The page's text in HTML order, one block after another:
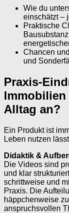
Wie du
einschätzt –
Praktische
Chancen
und
Praxis-
Immobilien
Alltag an?
Ein Produkt ist
Leben nutzen
Didaktik &
Die Videos sind
und klar
schrittweise und
Praxis. Die
häppchenweise
anspruchsvollen